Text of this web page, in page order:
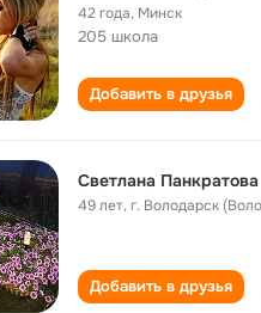
42 года, Минск
205 школа
Добавить в друзья
Светлана Панкратова
49 лет,г. Володарск
Добавить в друзья